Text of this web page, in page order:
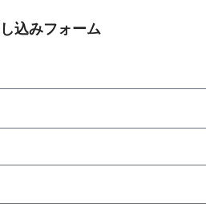
込みフォーム